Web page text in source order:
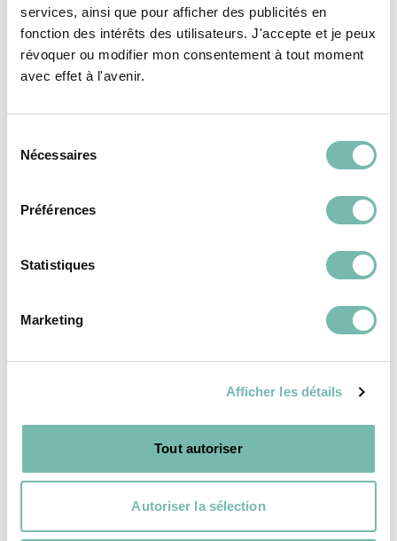
services, ainsi que pour afficher des publicités en
fonction des intérêts des utilisateurs. J'accepte et je peux
révoquer ou modifier mon consentement à tout moment
avec effet à l'avenir.
Nécessaires
Préférences
Statistiques
Marketing
Afficher les détails
Tout autoriser
Autoriser la sélection
aimer...
Marine Eric Bompard
44,00 €
Pull En Maille Fine
Blanc Karen Millen L
LES PETITS RIENS ASBL
FEMME